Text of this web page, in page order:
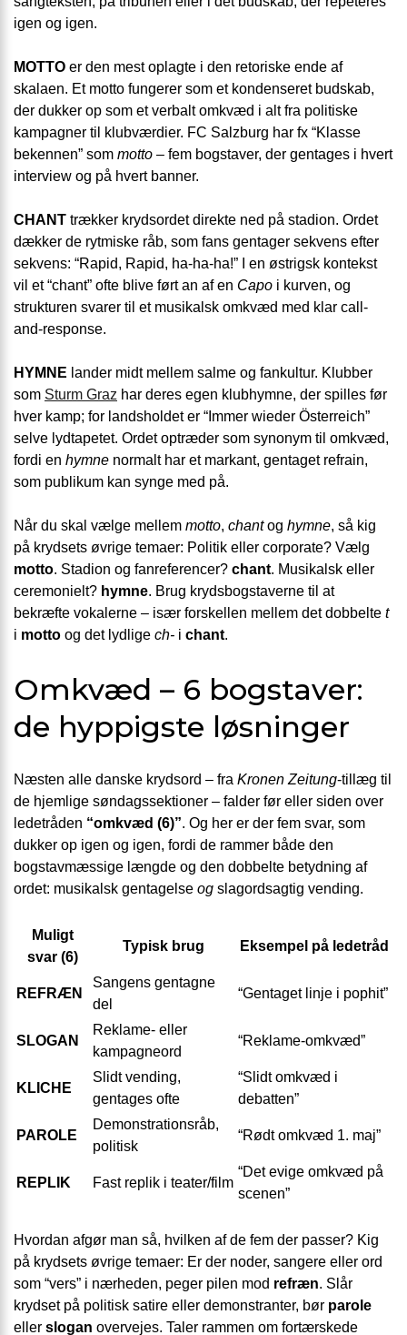
igen og igen.
MOTTO er den mest oplagte i den retoriske ende af
skalaen. Et motto fungerer som et kondenseret budskab,
der dukker op som et verbalt omkvæd i alt fra politiske
kampagner til klubværdier. FC Salzburg har fx “Klasse
bekennen” som motto – fem bogstaver, der gentages i hvert
interview og på hvert banner.
CHANT trækker krydsordet direkte ned på stadion. Ordet
dækker de rytmiske råb, som fans gentager sekvens efter
sekvens: “Rapid, Rapid, ha-ha-ha!” I en østrigsk kontekst
vil et “chant” ofte blive ført an af en Capo i kurven, og
strukturen svarer til et musikalsk omkvæd med klar call-
and-response.
HYMNE lander midt mellem salme og fankultur. Klubber
som Sturm Graz har deres egen klubhymne, der spilles før
hver kamp; for landsholdet er “Immer wieder Österreich”
selve lydtapetet. Ordet optræder som synonym til omkvæd,
fordi en hymne normalt har et markant, gentaget refrain,
som publikum kan synge med på.
Når du skal vælge mellem motto, chantog hymne, så kig
på krydsets øvrige temaer: Politik eller corporate? Vælg
motto. Stadion og fanreferencer? chant. Musikalsk eller
ceremonielt? hymne. Brug krydsbogstaverne til at
bekræfte vokalerne – især forskellen mellem det dobbelte t
i motto og det lydlige ch- i chant.
Omkvæd – 6 bogstaver:
de hyppigste løsninger
Næsten alle danske krydsord – fra Kronen Zeitung-tillæg til
de hjemlige søndagssektioner – falder før eller siden over
ledetråden “omkvæd (6)”. Og her er der fem svar, som
dukker op igen og igen, fordi de rammer både den
bogstavmæssige længde og den dobbelte betydning af
ordet: musikalsk gentagelse og slagordsagtig vending.
Muligt
svar (6)
Typisk brug Eksempel på ledetråd
REFRÆN
Sangens gentagne
del
“Gentaget linje i pophit”
SLOGAN
Reklame- eller
kampagneord
“Reklame-omkvæd”
KLICHE
Slidt vending,
gentages ofte
“Slidt omkvæd i
debatten”
PAROLE
Demonstrationsråb,
politisk
“Rødt omkvæd 1. maj”
REPLIK Fast replik i teater/film
“Det evige omkvæd på
scenen”
Hvordan afgør man så, hvilken af de fem der passer? Kig
på krydsets øvrige temaer: Er der noder, sangere eller ord
som “vers” i nærheden, peger pilen mod refræn. Slår
krydset på politisk satire eller demonstranter, bør parole
eller slogan overvejes. Taler rammen om fortærskede